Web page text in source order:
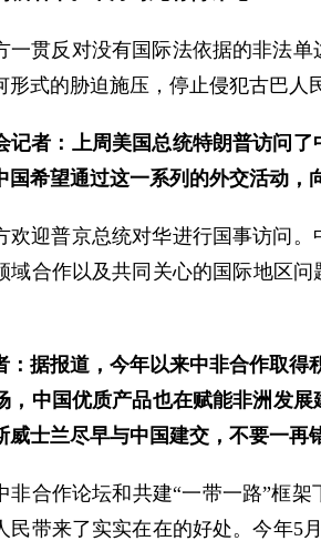
一贯反对没有国际法依据的非法
形式的胁迫施压，停止侵犯古巴人
记者：上周美国总统特朗普访问
国希望通过这一系列的外交活动，
欢迎普京总统对华进行国事访问
域合作以及共同关心的国际地区
：据报道，今年以来中非合作取得
，中国优质产品也在赋能非洲发
威士兰尽早与中国建交，不要一
非合作论坛和共建“一带一路”框
民带来了实实在在的好处。今年5